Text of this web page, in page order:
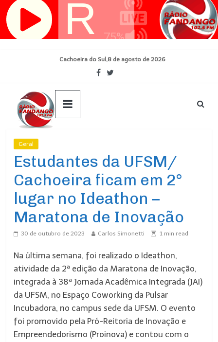
Pular
para
Cachoeira do Sul,8 de agosto de 2026
Geral
Estudantes da UFSM/
Cachoeira ficam em 2°
lugar no Ideathon –
Maratona de Inovação
30 de outubro de 2023 Carlos Simonetti 1 min read
Na última semana, foi realizado o Ideathon,
atividade da 2ª edição da Maratona de Inovação,
integrada à 38ª Jornada Acadêmica Integrada (JAI)
da UFSM, no Espaço Coworking da Pulsar
Incubadora, no campus sede da UFSM. O evento
foi promovido pela Pró-Reitoria de Inovação e
Empreendedorismo (Proinova) e contou com o